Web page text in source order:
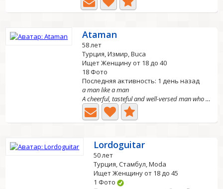
Ataman
58 лет
Турция, Измир, Buca
Ищет Женщину от 18 до 40
18 Фото
Последняя активность: 1 день назад
a man like a man
A cheerful, tasteful and well-versed man who knows the...
Lordoguitar
50 лет
Турция, Стамбул, Moda
Ищет Женщину от 18 до 45
1 Фото